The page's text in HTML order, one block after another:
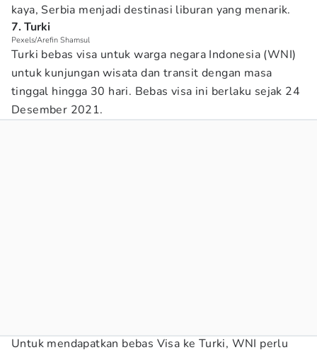
kaya, Serbia menjadi destinasi liburan yang menarik.
7. Turki
Pexels/Arefin Shamsul
Turki bebas visa untuk warga negara Indonesia (WNI)
untuk kunjungan wisata dan transit dengan masa
tinggal hingga 30 hari. Bebas visa ini berlaku sejak 24
Desember 2021.
Untuk mendapatkan bebas Visa ke Turki, WNI perlu